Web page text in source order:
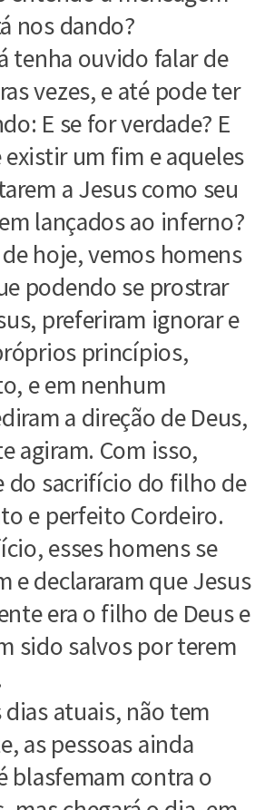
nos dando?
tenha ouvido falar de
vezes, e até pode ter
E se for verdade? E
um fim e aqueles
a Jesus como seu
lançados ao inferno?
hoje, vemos homens
podendo se prostrar
preferiram ignorar e
princípios,
e em nenhum
a direção de Deus,
agiram. Com isso,
do sacrifício do filho de
e perfeito Cordeiro.
esses homens se
e declararam que Jesus
era o filho de Deus e
sido salvos por terem
atuais, não tem
as pessoas ainda
blasfemam contra o